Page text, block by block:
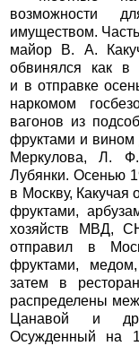
возможности
имуществом.
майор В. А.
обвинялся как в
и в отправке
наркомом
вагонов из
фруктами и
Меркулова, Л.
Лубянки. Осенью
в Москву, Какучая
фруктами,
хозяйств МВД,
отправил в
фруктами,
затем в
распределены
Цанавой и др.
Осужденный на